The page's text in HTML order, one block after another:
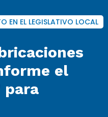
EN EL LEGISLATIVO LOCAL
el
para